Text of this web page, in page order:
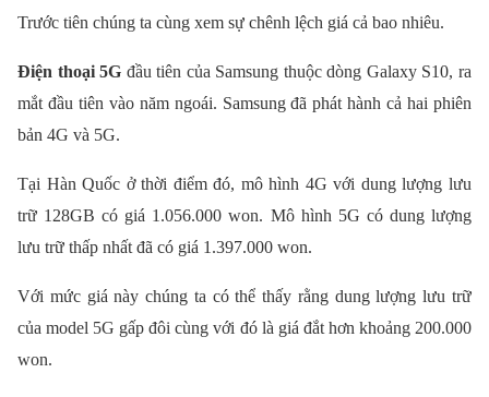
Trước tiên chúng ta cùng xem sự chênh lệch giá cả bao nhiêu.
Điện thoại 5G đầu tiên của Samsung thuộc dòng Galaxy S10, ra
mắt đầu tiên vào năm ngoái. Samsung đã phát hành cả hai phiên
bản 4G và 5G.
Tại Hàn Quốc ở thời điểm đó, mô hình 4G với dung lượng lưu
trữ 128GB có giá 1.056.000 won. Mô hình 5G có dung lượng
lưu trữ thấp nhất đã có giá 1.397.000 won.
Với mức giá này chúng ta có thể thấy rằng dung lượng lưu trữ
của model 5G gấp đôi cùng với đó là giá đắt hơn khoảng 200.000
won.